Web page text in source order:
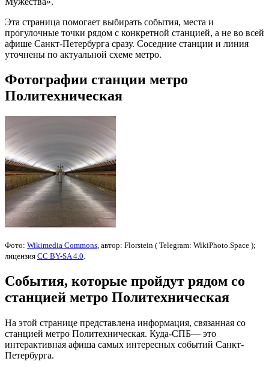
Эта страница помогает выбирать события, места и
прогулочные точки рядом с конкретной станцией, а не во всей
афише Санкт-Петербурга сразу. Соседние станции и линия
уточнены по актуальной схеме метро.
Фотографии станции метро
Политехническая
Фото: Wikimedia Commons, автор: Florstein ( Telegram: WikiPhoto.Space );
лицензия CC BY-SA 4.0.
События, которые пройдут рядом со
станцией метро Политехническая
На этой странице представлена информация, связанная со
станцией метро Политехническая. Куда-СПБ— это
интерактивная афиша самых интересных событий Санкт-
Петербурга.